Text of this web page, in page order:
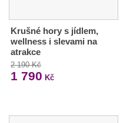
Krušné hory s jídlem,
wellness i slevami na
atrakce
2 190 Kč
1 790 Kč